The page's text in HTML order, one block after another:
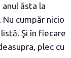
anul ăsta la
cumpăr nicio
Şi în fiecare
plec cu